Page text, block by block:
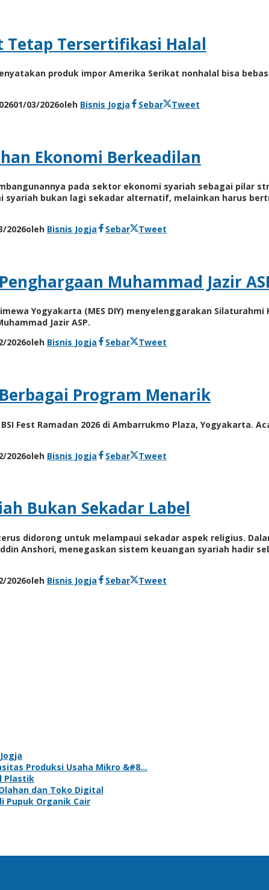
Tersertifikasi Halal
produk impor Amerika Serikat nonhalal bisa
01/03/2026oleh Bisnis Jogja Sebar
Tweet
Ekonomi Berkeadilan
pada sektor ekonomi syariah sebagai pilar
syariah bukan lagi sekadar alternatif, melainkan harus
2026oleh Bisnis Jogja Sebar
Tweet
Muhammad Jazir
Yogyakarta (MES DIY) menyelenggarakan
Jazir ASP.
2026oleh Bisnis Jogja Sebar
Tweet
Program Menarik
Fest Ramadan 2026 di Ambarrukmo Plaza, Yogyakarta.
2026oleh Bisnis Jogja Sebar
Tweet
Bukan Sekadar Label
didorong untuk melampaui sekadar aspek religius.
Anshori, menegaskan sistem keuangan syariah hadir
2026oleh Bisnis Jogja Sebar
Tweet
Produksi Usaha Mikro &#8…
Plastik
dan Toko Digital
Pupuk Organik Cair